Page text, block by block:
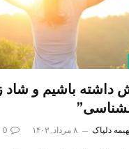
داشته باشیم و شاد
دلپاک ۸ مرداد, ۱۴۰۳ 0